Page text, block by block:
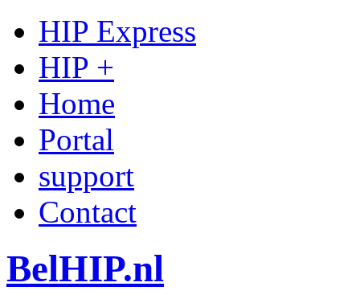
HIP Express
HIP +
Home
Portal
support
Contact
BelHIP.nl